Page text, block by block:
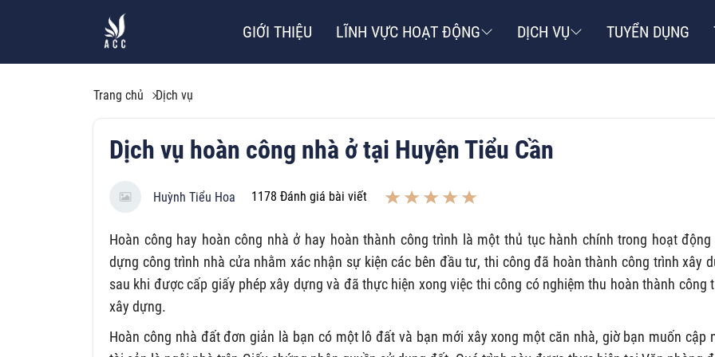
GIỚI THIỆU LĨNH VỰC HOẠT ĐỘNG DỊCH VỤ TUYỂN DỤNG
Trang chủ Dịch vụ
Dịch vụ hoàn công nhà ở tại Huyện Tiểu Cần
Huỳnh Tiểu Hoa 1178 Đánh giá bài viết
Hoàn công hay hoàn công nhà ở hay hoàn thành công trình là một thủ tục hành chính trong hoạt động
dựng công trình nhà cửa nhằm xác nhận sự kiện các bên đầu tư, thi công đã hoàn thành công trình xây
sau khi được cấp giấy phép xây dựng và đã thực hiện xong việc thi công có nghiệm thu hoàn thành công
xây dựng.
Hoàn công nhà đất đơn giản là bạn có một lô đất và bạn mới xây xong một căn nhà, giờ bạn muốn cập